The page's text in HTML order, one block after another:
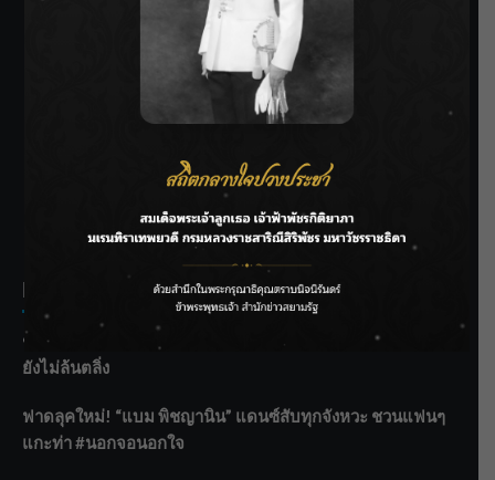
SIAMRATH VARIETY
THE BEST ENTERTAINMENT
Recent Posts
ชลประทานเชียงใหม่เร่งพร่องน้ำแม่น้ำปิง รับมวลน้ำเหนือ ย้ำ
ยังไม่ล้นตลิ่ง
ฟาดลุคใหม่! “แบม พิชญานิน” แดนซ์สับทุกจังหวะ ชวนแฟนๆ
แกะท่า #นอกจอนอกใจ